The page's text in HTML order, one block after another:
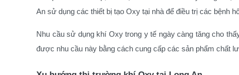
An sử dụng các thiết bị tạo Oxy tại nhà để điều trị các bệnh
Nhu cầu sử dụng khí Oxy trong y tế ngày càng tăng cho
được nhu cầu này bằng cách cung cấp các sản phẩm chất